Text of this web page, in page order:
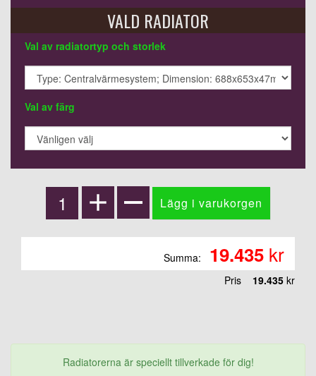
VALD RADIATOR
Val av radiatortyp och storlek
Val av färg
Summa: 19.435 kr
Pris 19.435 kr
Radiatorerna är speciellt tillverkade för dig!